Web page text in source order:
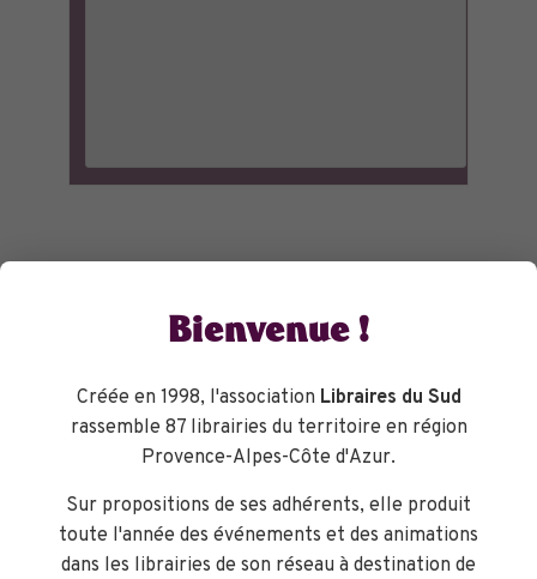
Bienvenue !
Créée en 1998, l'association Libraires du Sud
rassemble 87 librairies du territoire en région
Provence-Alpes-Côte d'Azur.
Sur propositions de ses adhérents, elle produit
toute l'année des événements et des animations
dans les librairies de son réseau à destination de